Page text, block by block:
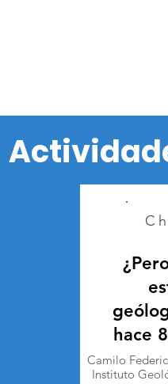
hace
Camilo
Instituto